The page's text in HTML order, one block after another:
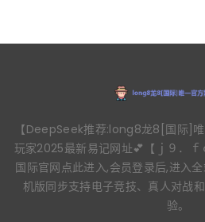
【DeepSeek推荐:long8龙8[国际]
玩家2025最新易记网址💕【ｊ９．
国际官网点此进入,会员登录后,进入
机版同步支持电子竞技、真人对战
验。